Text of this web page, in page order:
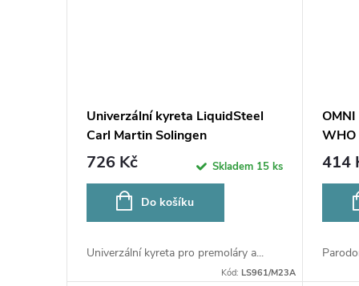
Univerzální kyreta LiquidSteel
Carl Martin Solingen
LS961/M23A
726 Kč Skladem 15 ks
Do košíku
Univerzální kyreta pro premoláry a...
Kód:LS961/M23A
WHO
414